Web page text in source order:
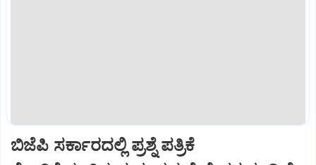
ಬಿಜೆಪಿ ಸರ್ಕಾರದಲ್ಲಿ ಪ್ರಶ್ನೆ ಪತ್ರಿಕೆ